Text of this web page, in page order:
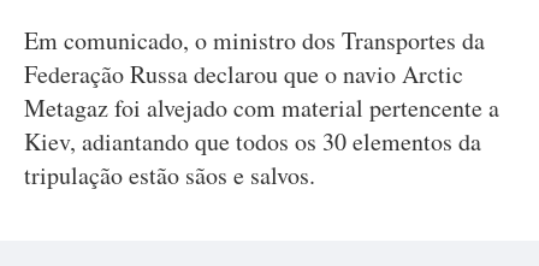
Em comunicado, o ministro dos Transportes da
Federação Russa declarou que o navio Arctic
Metagaz foi alvejado com material pertencente a
Kiev, adiantando que todos os 30 elementos da
tripulação estão sãos e salvos.